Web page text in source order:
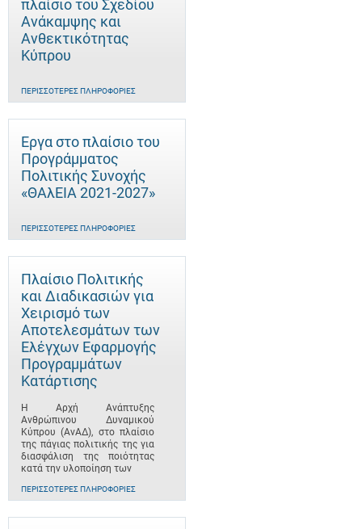
πλαίσιο του Σχεδίου
Ανάκαμψης και
Ανθεκτικότητας
Κύπρου
ΠΕΡΙΣΣΌΤΕΡΕΣ ΠΛΗΡΟΦΟΡΊΕΣ
Έργα στο πλαίσιο του
Προγράμματος
Πολιτικής Συνοχής
«ΘΑλΕΙΑ 2021-2027»
ΠΕΡΙΣΣΌΤΕΡΕΣ ΠΛΗΡΟΦΟΡΊΕΣ
Πλαίσιο Πολιτικής
και Διαδικασιών για
Χειρισμό των
Αποτελεσμάτων των
Ελέγχων Εφαρμογής
Προγραμμάτων
Κατάρτισης
Η Αρχή Ανάπτυξης
Ανθρώπινου Δυναμικού
Κύπρου (ΑνΑΔ), στο πλαίσιο
της πάγιας πολιτικής της για
διασφάλιση της ποιότητας
κατά την υλοποίηση των
ΠΕΡΙΣΣΌΤΕΡΕΣ ΠΛΗΡΟΦΟΡΊΕΣ